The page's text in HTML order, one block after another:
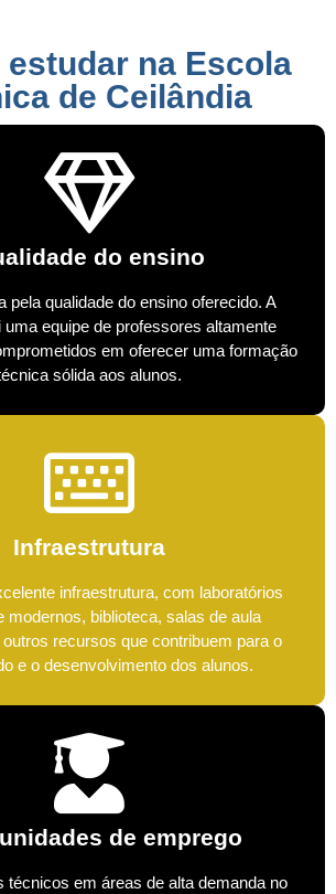
estudar na Escola
de Ceilândia
do ensino
pela qualidade do ensino oferecido. A
equipe de professores altamente
em oferecer uma formação
sólida aos alunos.
Infraestrutura
infraestrutura, com laboratórios
modernos, biblioteca, salas de aula
recursos que contribuem para o
e o desenvolvimento dos alunos.
de emprego
técnicos em áreas de alta demanda no